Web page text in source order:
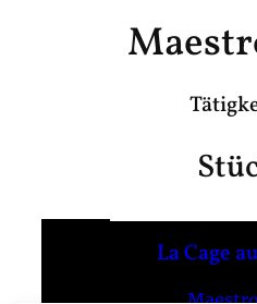
La Cage